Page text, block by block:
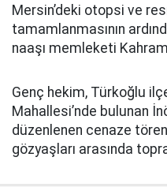
Mersin’deki otopsi ve
tamamlanmasının
naaşı memleketi
Genç hekim, Türkoğlu
Mahallesi’nde bulunan
düzenlenen cenaze
gözyaşları arasında